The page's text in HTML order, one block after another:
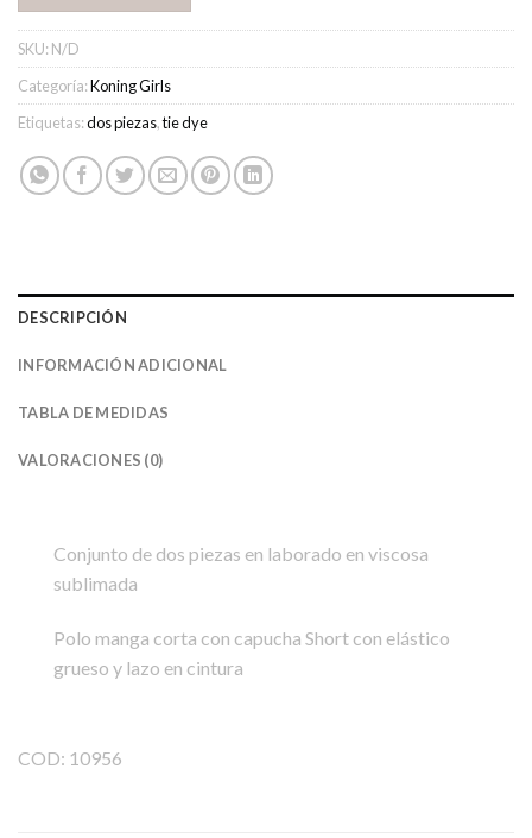
SKU: N/D
Categoría:Koning Girls
Etiquetas:dos piezas,tie dye
DESCRIPCIÓN
INFORMACIÓN ADICIONAL
TABLA DE MEDIDAS
VALORACIONES (0)
Conjunto de dos piezas en laborado en viscosa
sublimada
Polo manga corta con capucha Short con elástico
grueso y lazo en cintura
COD: 10956